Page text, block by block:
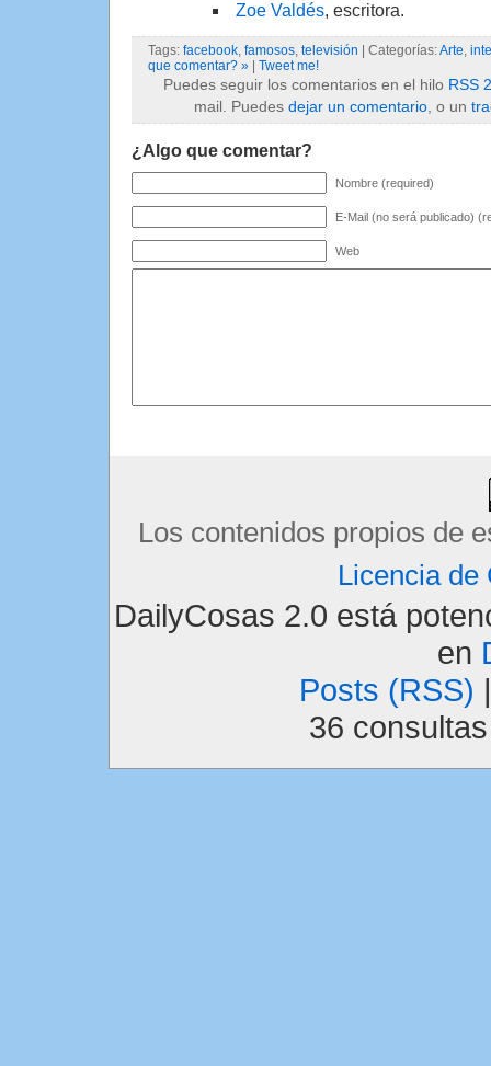
Zoe Valdés, escritora.
Tags: facebook, famosos, televisión | Categorías:Arte,
que comentar? »
Tweet me!
Puedes seguir los comentarios en el hilo RSS
mail. Puedes dejar un comentario , o un
¿Algo que comentar?
Nombre (required)
E-Mail (no será publicado)
Web
Los contenidos propios de
Licencia de
DailyCosas 2.0 está
en
Posts (RSS)
36